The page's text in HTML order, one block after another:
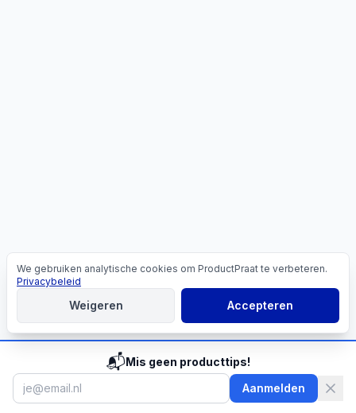
Cookies
We gebruiken analytische cookies om ProductPraat te verbeteren.
Privacybeleid
Weigeren Accepteren
📬Mis geen producttips!
Aanmelden